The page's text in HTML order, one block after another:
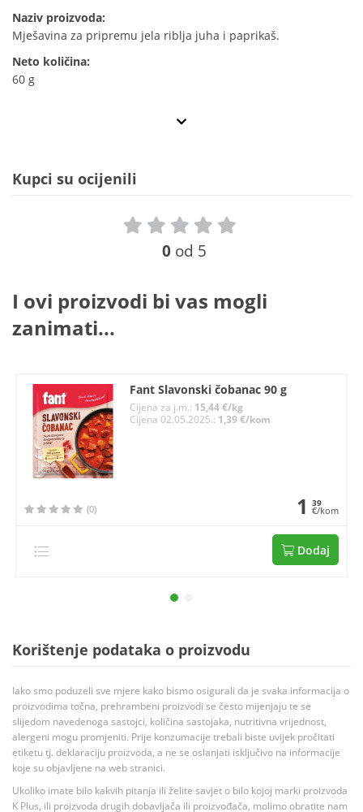
Naziv proizvoda:
Mješavina za pripremu jela riblja juha i paprikaš.
Neto količina:
60 g
Kupci su ocijenili
0 od 5
I ovi proizvodi bi vas mogli
zanimati...
Fant Slavonski čobanac 90 g
Cijena za j.m.: 15,44 €/kg
Cijena 02.05.2025.: 1,39 €/kom
(0) 1 39
€/kom
Dodaj
Korištenje podataka o proizvodu
Iako smo poduzeli sve mjere kako bismo osigurali da je svaka informacija o
proizvodima točna, prehrambeni proizvodi se često mijenjaju te se
slijedom navedenoga sastojci, količina sastojaka, nutritivna vrijednost,
alergeni mogu promjeniti. Prije konzumacije trebali biste uvijek pročitati
etiketu tj. deklaraciju proizvoda, a ne se oslanjati isključivo na informacije
koje su objavljene na web stranici.
Ukoliko imate bilo kakvih pitanja ili želite savjet o bilo kojoj marki proizvoda
K Plus, ili proizvoda drugih dobavljača ili proizvođača, molimo obratite nam